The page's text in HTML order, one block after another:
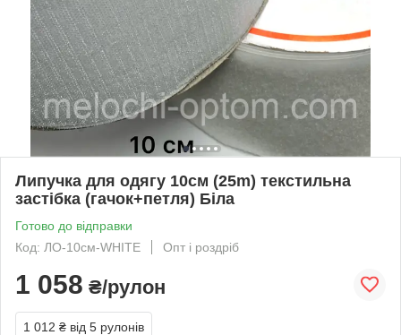
Липучка для одягу 10см (25m) текстильна
застібка (гачок+петля) Біла
Готово до відправки
Код: ЛО-10см-WHITE
Опт і роздріб
1 058 ₴/рулон
1 012 ₴ від 5 рулонів